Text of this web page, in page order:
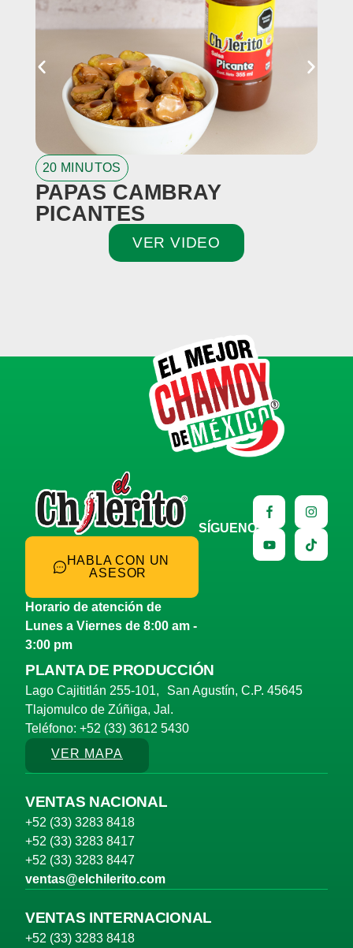
20 MINUTOS
PAPAS CAMBRAY
PICANTES
VER VIDEO
HABLA CON UN
ASESOR
Horario de atención de
Lunes a Viernes de 8:00 am -
3:00 pm
SÍGUENOS
PLANTA DE PRODUCCIÓN
Lago Cajititlán 255-101, San Agustín, C.P. 45645
Tlajomulco de Zúñiga, Jal.
Teléfono: +52 (33) 3612 5430
VER MAPA
VENTAS NACIONAL
+52 (33) 3283 8418
+52 (33) 3283 8417
+52 (33) 3283 8447
ventas@elchilerito.com
VENTAS INTERNACIONAL
+52 (33) 3283 8418